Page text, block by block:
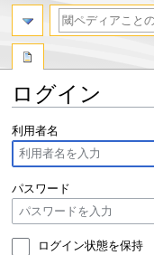
ログイン
ナ
ビ
ゲ
ー
シ
ョ
検
索
に
移
動
利用者名
パスワード
ログイン状態を保持